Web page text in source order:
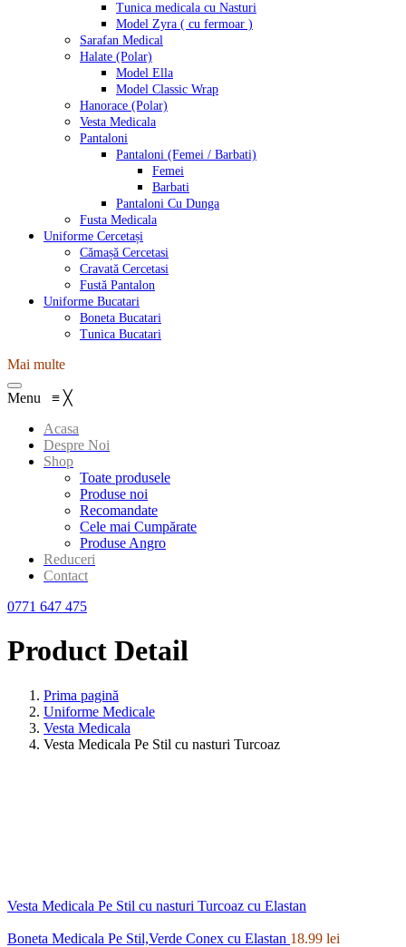
Tunica medicala cu Nasturi
Model Zyra ( cu fermoar )
Sarafan Medical
Halate (Polar)
Model Ella
Model Classic Wrap
Hanorace (Polar)
Vesta Medicala
Pantaloni
Pantaloni (Femei / Barbati)
Femei
Barbati
Pantaloni Cu Dunga
Fusta Medicala
Uniforme Cercetași
Cămașă Cercetasi
Cravată Cercetasi
Fustă Pantalon
Uniforme Bucatari
Boneta Bucatari
Tunica Bucatari
Mai multe
Menu ≡ ╳
Acasa
Despre Noi
Shop
Toate produsele
Produse noi
Recomandate
Cele mai Cumpărate
Produse Angro
Reduceri
Contact
0771 647 475
Product Detail
Prima pagină
Uniforme Medicale
Vesta Medicala
Vesta Medicala Pe Stil cu nasturi Turcoaz
Vesta Medicala Pe Stil cu nasturi Turcoaz cu Elastan
Boneta Medicala Pe Stil,Verde Conex cu Elastan 18.99 lei